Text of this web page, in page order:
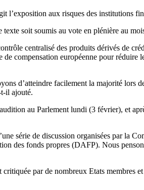
l’exposition aux risques des institutions
soit soumis au vote en plénière au
centralisé des produits dérivés de
compensation européenne pour réduire
d’atteindre facilement la majorité lors
il ajouté.
au Parlement lundi (3 février), et
série de discussion organisées par la
des fonds propres (DAFP). Nous
par de nombreux Etats membres